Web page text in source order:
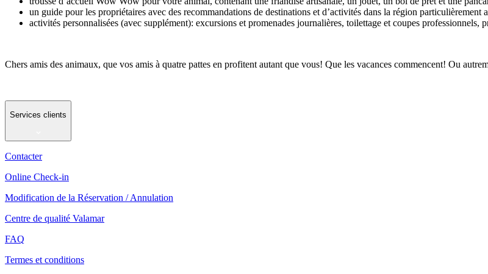
un guide pour les propriétaires avec des recommandations de destinations et d’activités dans la région particulièrement
activités personnalisées (avec supplément): excursions et promenades journalières, toilettage et coupes professionnels,
Chers amis des animaux, que vos amis à quatre pattes en profitent autant que vous! Que les vacances commencent! Ou
Services clients
Contacter
Online Check-in
Modification de la Réservation / Annulation
Centre de qualité Valamar
FAQ
Termes et conditions